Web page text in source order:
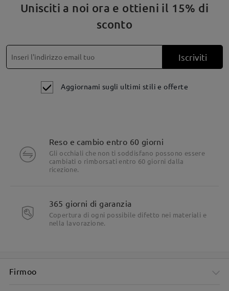
Unisciti a noi ora e ottieni il 15% di
sconto
Iscriviti
Aggiornami sugli ultimi stili e offerte
Reso e cambio entro 60 giorni
Gli occhiali che non ti soddisfano possono essere
cambiati o rimborsati entro 60 giorni dalla
ricezione.
365 giorni di garanzia
Copertura di ogni possibile difetto nei materiali e
nella lavorazione.
Firmoo